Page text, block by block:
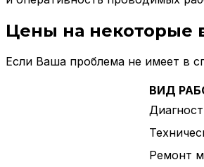
Цены на некоторые
Если Ваша проблема не имеет в
ВИД
Ремонт